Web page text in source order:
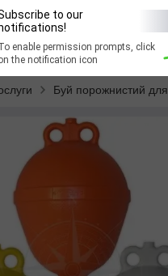
to our
enable permission prompts, click
the notification icon
DVmarket
Буй порожнистий